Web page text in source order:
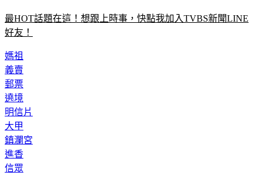
最HOT話題在這！想跟上時事，快點我加入TVBS新聞LINE
好友！
媽祖
義賣
郵票
遶境
明信片
大甲
鎮瀾宮
進香
信眾